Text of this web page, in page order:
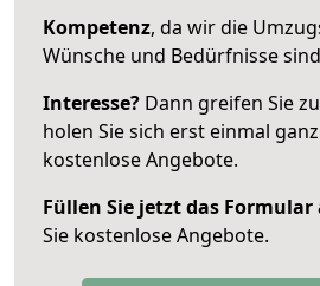
Kompetenz, da wir die
Wünsche und Bedürfnisse
Interesse? Dann greifen Sie
holen Sie sich erst einmal
kostenlose Angebote.
Füllen Sie jetzt das Formular
Sie kostenlose Angebote.